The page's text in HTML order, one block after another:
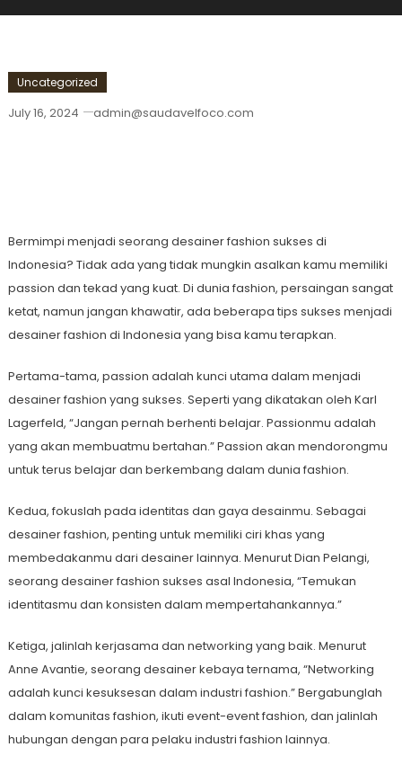
Uncategorized
July 16, 2024 admin@saudavelfoco.com
Bermimpi menjadi seorang desainer fashion sukses di
Indonesia? Tidak ada yang tidak mungkin asalkan kamu memiliki
passion dan tekad yang kuat. Di dunia fashion, persaingan sangat
ketat, namun jangan khawatir, ada beberapa tips sukses menjadi
desainer fashion di Indonesia yang bisa kamu terapkan.
Pertama-tama, passion adalah kunci utama dalam menjadi
desainer fashion yang sukses. Seperti yang dikatakan oleh Karl
Lagerfeld, “Jangan pernah berhenti belajar. Passionmu adalah
yang akan membuatmu bertahan.” Passion akan mendorongmu
untuk terus belajar dan berkembang dalam dunia fashion.
Kedua, fokuslah pada identitas dan gaya desainmu. Sebagai
desainer fashion, penting untuk memiliki ciri khas yang
membedakanmu dari desainer lainnya. Menurut Dian Pelangi,
seorang desainer fashion sukses asal Indonesia, “Temukan
identitasmu dan konsisten dalam mempertahankannya.”
Ketiga, jalinlah kerjasama dan networking yang baik. Menurut
Anne Avantie, seorang desainer kebaya ternama, “Networking
adalah kunci kesuksesan dalam industri fashion.” Bergabunglah
dalam komunitas fashion, ikuti event-event fashion, dan jalinlah
hubungan dengan para pelaku industri fashion lainnya.